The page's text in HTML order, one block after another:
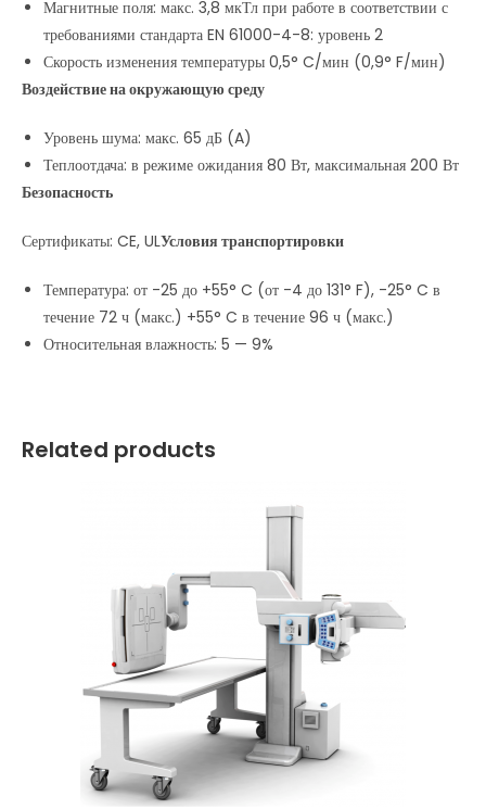
Магнитные поля: макс. 3,8 мкТл при работе в соответствии с
требованиями стандарта EN 61000-4-8: уровень 2
Скорость изменения температуры 0,5° C/мин (0,9° F/мин)
Воздействие на окружающую среду
Уровень шума: макс. 65 дБ (A)
Теплоотдача: в режиме ожидания 80 Вт, максимальная 200 Вт
Безопасность
Сертификаты: CE, ULУсловия транспортировки
Температура: от -25 до +55° C (от -4 до 131° F), -25° C в
течение 72 ч (макс.) +55° C в течение 96 ч (макс.)
Относительная влажность: 5 — 9%
Related products